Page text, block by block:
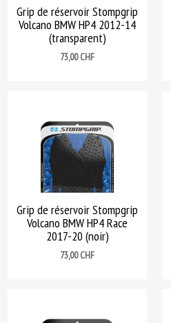
Grip de réservoir Stompgrip
Volcano BMW HP4 2012-14
(transparent)
Prix
73,00 CHF
Grip de réservoir Stompgrip
Volcano BMW HP4 Race
2017-20 (noir)
Prix
73,00 CHF